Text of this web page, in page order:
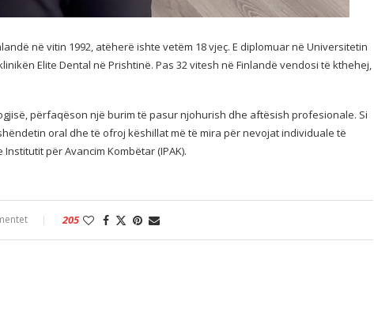
në vitin 1992, atëherë ishte vetëm 18 vjeç. E diplomuar në Universitetin
Elite Dental në Prishtinë. Pas 32 vitesh në Finlandë vendosi të kthehej,
përfaqëson një burim të pasur njohurish dhe aftësish profesionale. Si
oral dhe të ofroj këshillat më të mira për nevojat individuale të
për Avancim Kombëtar (IPAK).
205